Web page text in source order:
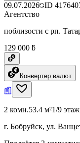
09.07.2026 ID
Агентство
поблизости с рп.
129 000 ƃ
Конвертер валют
2 комн.53.4 м²1/9 этаж
г. Бобруйск, ул.